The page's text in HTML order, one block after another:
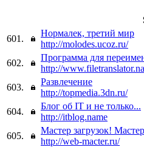
601.
Нормалек, третий мир
http://molodes.ucoz.ru/
602.
Программа для
http://
603.
Развлечение
http://topmedia.3dn.ru/
604.
Блог об IT и не только...
http://itblog.name
605.
Мастер загрузок!
http://web-macter.ru/